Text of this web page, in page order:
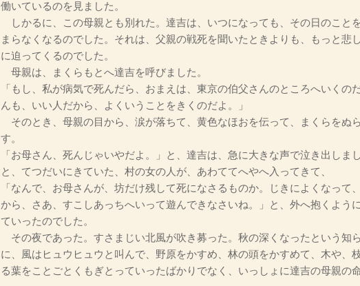
働いているのを見ました。
しかるに、この母親とも別れた。達吉は、いつになっても、その日のこと
まらなくなるのでした。それは、父親の戦死を聞いたときよりも、もっと悲
に迫ってくるのでした。
母親は、まくらもとへ達吉を呼びました。
「もし、私が病気で死んだら、おまえは、東京の伯父さんのところへいくの
んも、いい人だから、よくいうことをきくのだよ。」
そのとき、母親の目から、涙が落ちて、黄色なほおを伝って、まくらをぬ
す。
「お母さん、死んじゃいやだよ。」と、達吉は、急に大きな声で泣き出しま
と、てつだいにきていた、村の女の人が、あわててへやへ入ってきて、
「なんで、お母さんが、坊だけ残して死になさるものか。じきによくなって
から、さあ、すこしあっちへいって遊んできなさいね。」と、外へ抱くよう
ていったのでした。
その夜であった。すさまじい北風が吹き募った。秋の深くなったという知
に、風はヒュウヒュウと叫んで、野原をかすめ、林の頭をかすめて、木や、
る葉をことごとくもぎとっていったばかりでなく、いっしょに達吉の母親の